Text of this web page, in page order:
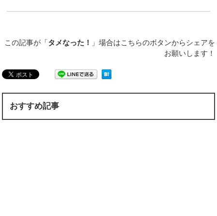
この記事が「タメなった！
」場合はこちらのボタンからシェアを
お願いします！
おすすめ記事